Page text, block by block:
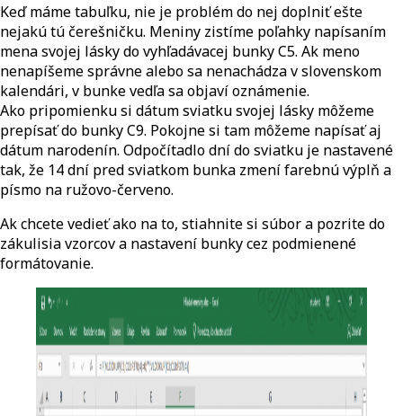
Keď máme tabuľku, nie je problém do nej doplniť ešte
nejakú tú čerešničku. Meniny zistíme poľahky napísaním
mena svojej lásky do vyhľadávacej bunky C5. Ak meno
nenapíšeme správne alebo sa nenachádza v slovenskom
kalendári, v bunke vedľa sa objaví oznámenie.
Ako pripomienku si dátum sviatku svojej lásky môžeme
prepísať do bunky C9. Pokojne si tam môžeme napísať aj
dátum narodenín. Odpočítadlo dní do sviatku je nastavené
tak, že 14 dní pred sviatkom bunka zmení farebnú výplň a
písmo na ružovo-červeno.
Ak chcete vedieť ako na to, stiahnite si súbor a pozrite do
zákulisia vzorcov a nastavení bunky cez podmienené
formátovanie.